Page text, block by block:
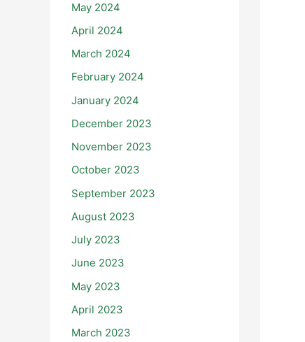
May 2024
April 2024
March 2024
February 2024
January 2024
December 2023
November 2023
October 2023
September 2023
August 2023
July 2023
June 2023
May 2023
April 2023
March 2023